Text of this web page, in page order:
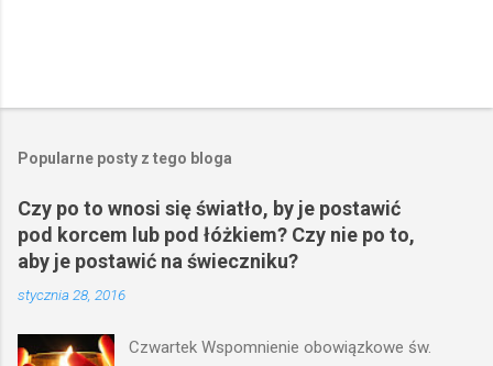
e
i
j
k
o
m
n
t
Popularne posty z tego bloga
Czy po to wnosi się światło, by je postawić
pod korcem lub pod łóżkiem? Czy nie po to,
aby je postawić na świeczniku?
stycznia 28, 2016
Czwartek Wspomnienie obowiązkowe św.